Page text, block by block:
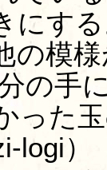
にす
の模
の手
った
logi）